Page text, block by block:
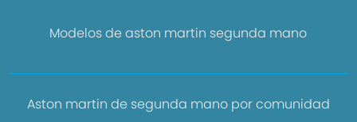
Modelos de aston martin segunda mano
Aston martin de segunda mano por comunidad